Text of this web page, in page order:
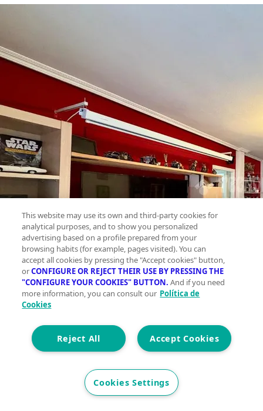
This website may use its own and third-party cookies for
analytical purposes, and to show you personalized
advertising based on a profile prepared from your
browsing habits (for example, pages visited). You can
accept all cookies by pressing the "Accept cookies" button,
orCONFIGURE OR REJECT THEIR USE BY PRESSING THE
"CONFIGURE YOUR COOKIES" BUTTON. And if you need
more information, you can consult our Política de
Cookies
Accept Cookies
Reject All
Cookies Settings